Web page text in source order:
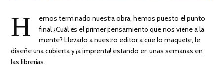
H
emos terminado nuestra obra, hemos puesto el punto
final ¿Cuál es el primer pensamiento que nos viene a la
mente? Llevarlo a nuestro editor a que lo maquete, le
diseñe una cubierta y ¡a imprenta! estando en unas semanas en
las librerías.